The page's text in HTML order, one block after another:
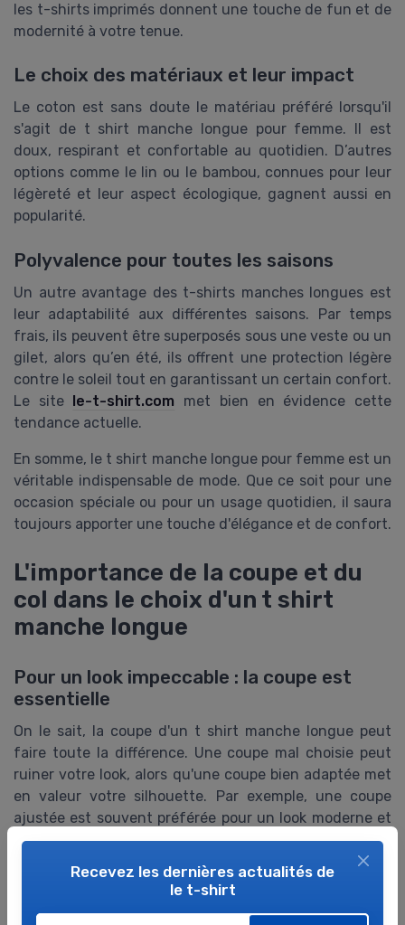
les t-shirts imprimés donnent une touche de fun et de
modernité à votre tenue.
Le choix des matériaux et leur impact
Le coton est sans doute le matériau préféré lorsqu'il
s'agit de t shirt manche longue pour femme. Il est
doux, respirant et confortable au quotidien. D’autres
options comme le lin ou le bambou, connues pour leur
légèreté et leur aspect écologique, gagnent aussi en
popularité.
Polyvalence pour toutes les saisons
Un autre avantage des t-shirts manches longues est
leur adaptabilité aux différentes saisons. Par temps
frais, ils peuvent être superposés sous une veste ou un
gilet, alors qu’en été, ils offrent une protection légère
contre le soleil tout en garantissant un certain confort.
Le site le-t-shirt.com met bien en évidence cette
tendance actuelle.
En somme, le t shirt manche longue pour femme est un
véritable indispensable de mode. Que ce soit pour une
occasion spéciale ou pour un usage quotidien, il saura
toujours apporter une touche d'élégance et de confort.
L'importance de la coupe et du
col dans le choix d'un t shirt
manche longue
Pour un look impeccable : la coupe est
essentielle
On le sait, la coupe d'un t shirt manche longue peut
faire toute la différence. Une coupe mal choisie peut
ruiner votre look, alors qu'une coupe bien adaptée met
en valeur votre silhouette. Par exemple, une coupe
ajustée est souvent préférée pour un look moderne et
élégant, tandis qu'une coupe ample peut offrir plus de
confort et un style décontracté.
En 2022, 70 % des consommateurs préféraient des
coupes ajustées pour leurs t shirts homme, selon une
Recevez les dernières actualités de
le t-shirt